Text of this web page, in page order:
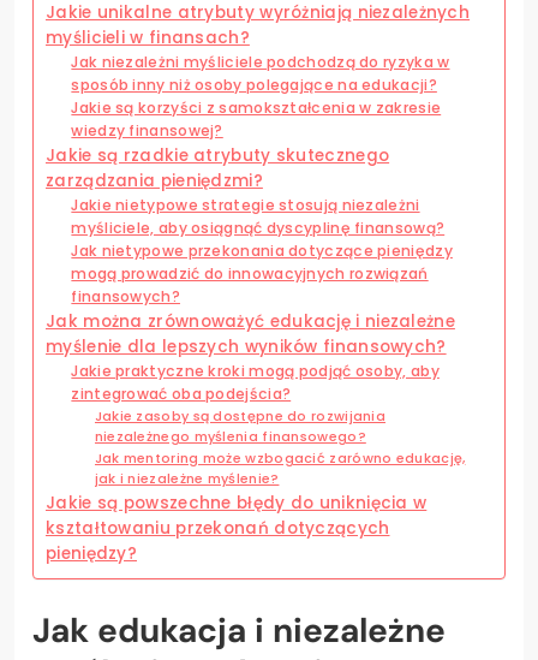
Jakie unikalne atrybuty wyróżniają niezależnych
myślicieli w finansach?
Jak niezależni myśliciele podchodzą do ryzyka w
sposób inny niż osoby polegające na edukacji?
Jakie są korzyści z samokształcenia w zakresie
wiedzy finansowej?
Jakie są rzadkie atrybuty skutecznego
zarządzania pieniędzmi?
Jakie nietypowe strategie stosują niezależni
myśliciele, aby osiągnąć dyscyplinę finansową?
Jak nietypowe przekonania dotyczące pieniędzy
mogą prowadzić do innowacyjnych rozwiązań
finansowych?
Jak można zrównoważyć edukację i niezależne
myślenie dla lepszych wyników finansowych?
Jakie praktyczne kroki mogą podjąć osoby, aby
zintegrować oba podejścia?
Jakie zasoby są dostępne do rozwijania
niezależnego myślenia finansowego?
Jak mentoring może wzbogacić zarówno edukację,
jak i niezależne myślenie?
Jakie są powszechne błędy do uniknięcia w
kształtowaniu przekonań dotyczących
pieniędzy?
Jak edukacja i niezależne